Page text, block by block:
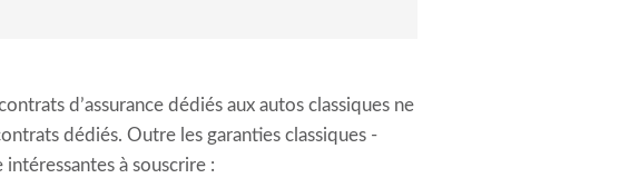
d’assurance dédiés aux autos classiques ne
dédiés. Outre les garanties classiques -
à souscrire :